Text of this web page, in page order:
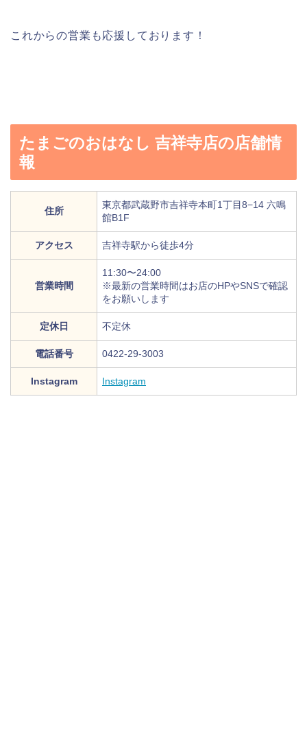
これからの営業も応援しております！
たまごのおはなし 吉祥寺店の店舗情
報
住所
東京都武蔵野市吉祥寺本町1丁目8−14 六鳴
館B1F
アクセス 吉祥寺駅から徒歩4分
営業時間
11:30〜24:00
※最新の営業時間はお店のHPやSNSで確認
をお願いします
定休日 不定休
電話番号 0422-29-3003
Instagram Instagram